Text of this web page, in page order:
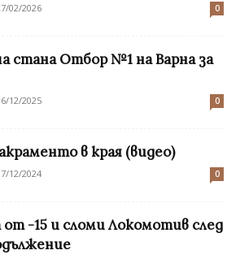
02/2026 0
стана Отбор №1 на Варна за
12/2025 0
в края (видео)
12/2024 0
от -15 и сломи Локомотив след